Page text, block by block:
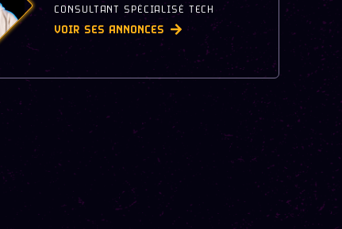
CONSULTANT SPÉCIALISÉ TECH
VOIR SES ANNONCES